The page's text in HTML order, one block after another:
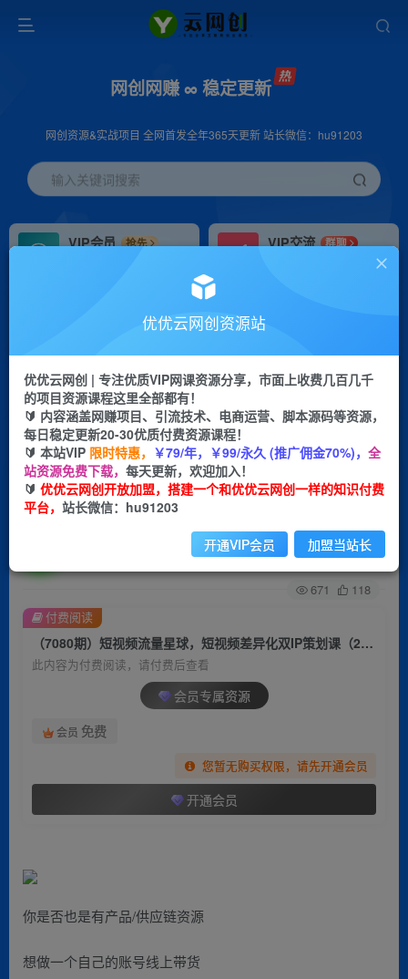
网创网赚 ∞ 稳定更新
网创资源&实战项目 全网首发全年365天更新 站长微信：hu91203
输入关键词搜索
VIP会员
抢先
VIP交流
群聊
研究探讨更多创业项目路子。
会员专属推广链接
挂机 项目
脚本卡密
APP下载
GO
首页 创业课程 会员专属 正文
（7080期）短视频流量星球，短视频差异化双IP
策划课（2023新版）
关注 私信
671 118
（7080期）短视频流量星球，短视频差异化双IP策划课（2023新版）
此内容为付费阅读，请付费后查看
会员专属资源
会员 免费
您暂无购买权限，请先开通会员
开通会员
付费阅读
你是否也是有产品/供应链资源
想做一个自己的账号线上带货
优优云网创资源站
优优云网创 | 专注优质VIP网课资源分享，市面上收费几百几千
的项目资源课程这里全部都有！
🔰 内容涵盖网赚项目、引流技术、电商运营、脚本源码等资源，
每日稳定更新20-30优质付费资源课程！
🔰 本站VIP 限时特惠， ￥79/年，￥99/永久 (推广佣金70%)， 全
站资源免费下载， 每天更新，欢迎加入！
🔰 优优云网创开放加盟，搭建一个和优优云网创一样的知识付费
平台， 站长微信：hu91203
开通VIP会员 加盟当站长